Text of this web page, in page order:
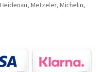
Metzeler, Michelin,